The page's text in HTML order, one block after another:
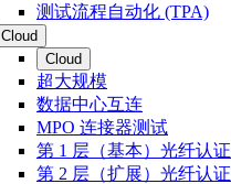
测试流程自动化 (TPA)
Cloud
Cloud
超大规模
数据中心互连
MPO 连接器测试
第 1 层（基本）光纤认证
第 2 层（扩展）光纤认证